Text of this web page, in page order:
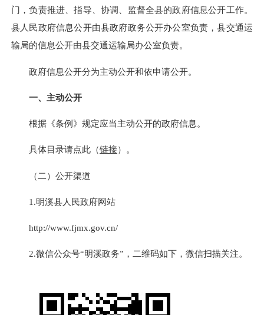
门，负责推进、指导、协调、监督全县的政府信息公开工作。
县人民政府信息公开由县政府政务公开办公室负责，县交通运
输局的信息公开由县交通运输局办公室负责。
政府信息公开分为主动公开和依申请公开。
一、主动公开
根据《条例》规定应当主动公开的政府信息。
具体目录请点此（链接）。
（二）公开渠道
1.明溪县人民政府网站
http://www.fjmx.gov.cn/
2.微信公众号“明溪政务”，二维码如下，微信扫描关注。